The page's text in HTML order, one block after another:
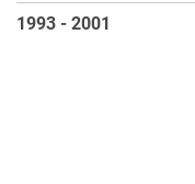
1993 - 2001